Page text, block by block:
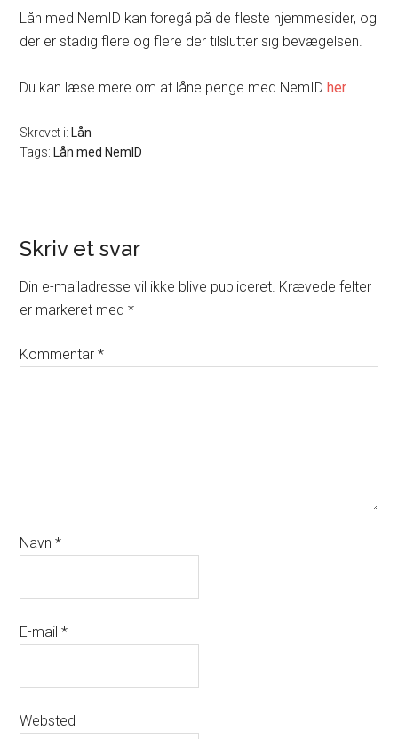
Lån med NemID kan foregå på de fleste hjemmesider, og
der er stadig flere og flere der tilslutter sig bevægelsen.
Du kan læse mere om at låne penge med NemIDher.
Skrevet i: Lån
Tags: Lån med NemID
Skriv et svar
Din e-mailadresse vil ikke blive publiceret. Krævede felter
er markeret med*
Kommentar*
Navn*
E-mail*
Websted